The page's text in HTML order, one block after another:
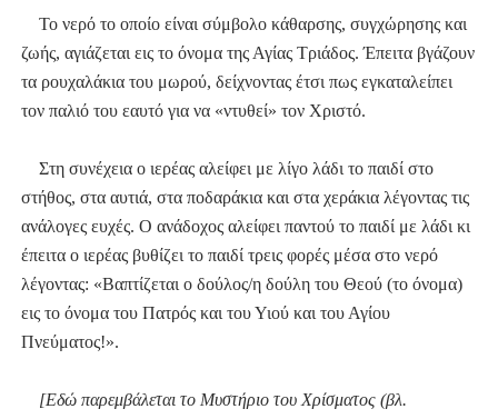
Το νερό το οποίο είναι σύμβολο κάθαρσης, συγχώρησης και
ζωής, αγιάζεται εις το όνομα της Αγίας Τριάδος. Έπειτα βγάζουν
τα ρουχαλάκια του μωρού, δείχνοντας έτσι πως εγκαταλείπει
τον παλιό του εαυτό για να «ντυθεί» τον Χριστό.
Στη συνέχεια ο ιερέας αλείφει με λίγο λάδι το παιδί στο
στήθος, στα αυτιά, στα ποδαράκια και στα χεράκια λέγοντας τις
ανάλογες ευχές. Ο ανάδοχος αλείφει παντού το παιδί με λάδι κι
έπειτα ο ιερέας βυθίζει το παιδί τρεις φορές μέσα στο νερό
λέγοντας: «Βαπτίζεται ο δούλος/η δούλη του Θεού (το όνομα)
εις το όνομα του Πατρός και του Υιού και του Αγίου
Πνεύματος!».
[Εδώ παρεμβάλεται το Μυστήριο του Χρίσματος (βλ.